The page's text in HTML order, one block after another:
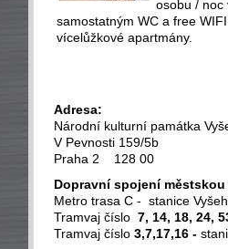
osobu / noc
samostatným WC a free
vícelůžkové apartmány.
Adresa:
Národní kulturní památka
V Pevnosti 159/5b
Praha 2 128 00
Dopravní spojení
Metro trasa C - stanice
Tramvaj číslo 7, 14, 18, 24,
Tramvaj číslo 3,7,17,16 -